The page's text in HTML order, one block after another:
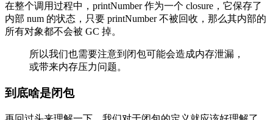
在整个调用过程中，printNumber 作为一个 closure，它保存了
内部 num 的状态，只要 printNumber 不被回收，那么其内部的
所有对象都不会被 GC 掉。
所以我们也需要注意到闭包可能会造成内存泄漏，
或带来内存压力问题。
到底啥是闭包